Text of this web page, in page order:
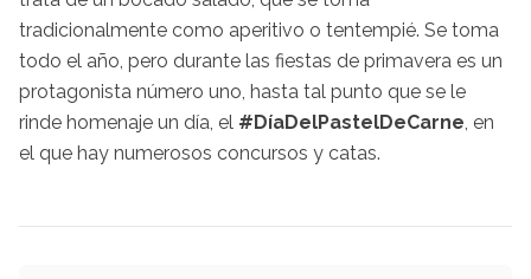
tradicionalmente como aperitivo o tentempié. Se toma
todo el año, pero durante las fiestas de primavera es un
protagonista número uno, hasta tal punto que se le
rinde homenaje un día, el #DíaDelPastelDeCarne, en
el que hay numerosos concursos y catas.